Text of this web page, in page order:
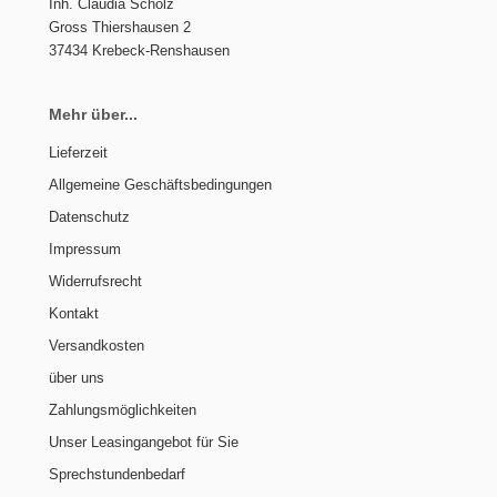
Inh. Claudia Scholz
Gross Thiershausen 2
37434 Krebeck-Renshausen
Mehr über...
Lieferzeit
Allgemeine Geschäftsbedingungen
Datenschutz
Impressum
Widerrufsrecht
Kontakt
Versandkosten
über uns
Zahlungsmöglichkeiten
Unser Leasingangebot für Sie
Sprechstundenbedarf